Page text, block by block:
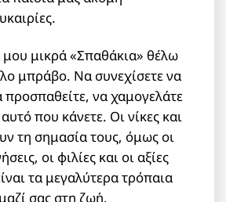
μικρά «Σπαθάκια» θέλω
μπράβο. Να συνεχίσετε να
προσπαθείτε, να χαμογελάτε
που κάνετε. Οι νίκες και
τη σημασία τους, όμως οι
οι φιλίες και οι αξίες
τα μεγαλύτερα τρόπαια
σας στη ζωή.